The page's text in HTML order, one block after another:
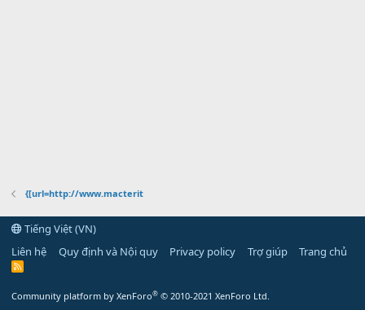
{[url=http://www.macterit
Tiếng Việt (VN)
Liên hệ
Quy định và Nội quy Privacy policy Trợ giúp Trang chủ
R
Community platform by XenForo® © 2010-2021 XenForo Ltd.